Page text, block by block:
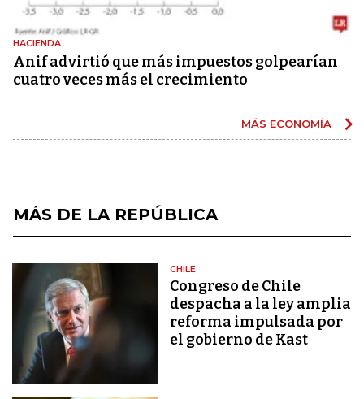
HACIENDA
Anif advirtió que más impuestos golpearían
cuatro veces más el crecimiento
MÁS ECONOMÍA
MÁS DE LA REPÚBLICA
CHILE
Congreso de Chile
despacha a la ley amplia
reforma impulsada por
el gobierno de Kast